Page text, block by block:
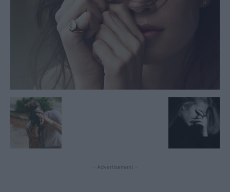
- Advertisement -